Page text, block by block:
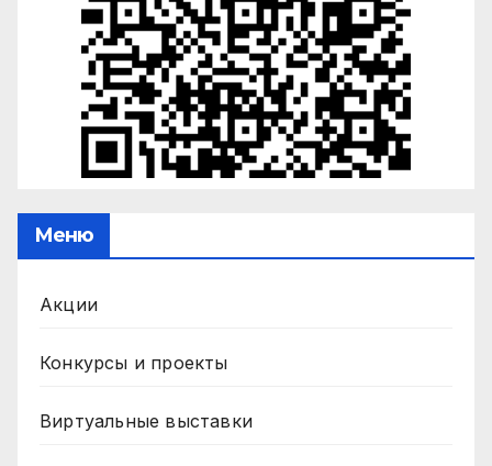
Меню
Акции
Конкурсы и проекты
Виртуальные выставки